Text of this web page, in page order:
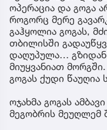
ოპერაცია და გოგა
როგორც მერე
გაჰყოლია გოგას,
თბილისში
დაღუპულა…
მიუყვანიათ
გოგას ქუდი წაუღია
ოჯახმა გოგას
მეგობრის მეუღლემ